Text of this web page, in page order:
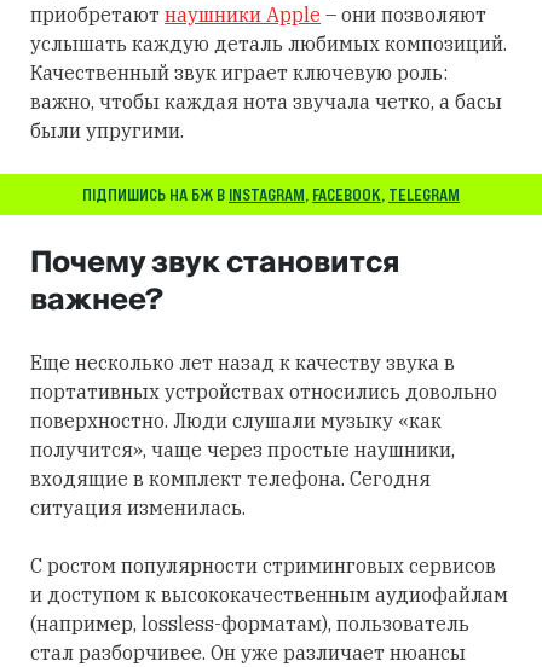
приобретают наушники Apple – они позволяют
услышать каждую деталь любимых композиций.
Качественный звук играет ключевую роль:
важно, чтобы каждая нота звучала четко, а басы
были упругими.
ПІДПИШИСЬ НА БЖ В INSTAGRAM, FACEBOOK, TELEGRAM
Почему звук становится
важнее?
Еще несколько лет назад к качеству звука в
портативных устройствах относились довольно
поверхностно. Люди слушали музыку «как
получится», чаще через простые наушники,
входящие в комплект телефона. Сегодня
ситуация изменилась.
С ростом популярности стриминговых сервисов
и доступом к высококачественным аудиофайлам
(например, lossless-форматам), пользователь
стал разборчивее. Он уже различает нюансы